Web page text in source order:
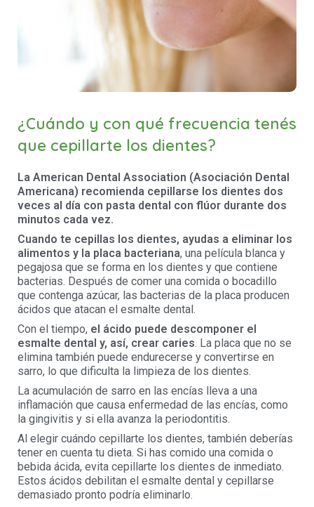
¿Cuándo y con qué frecuencia tenés
que cepillarte los dientes?
La American Dental Association (Asociación Dental
Americana) recomienda cepillarse los dientes dos
veces al día con pasta dental con flúor durante dos
minutos cada vez.
Cuando te cepillas los dientes, ayudas a eliminar los
alimentos y la placa bacteriana, una película blanca y
pegajosa que se forma en los dientes y que contiene
bacterias. Después de comer una comida o bocadillo
que contenga azúcar, las bacterias de la placa producen
ácidos que atacan el esmalte dental.
Con el tiempo, el ácido puede descomponer el
esmalte dental y, así, crear caries. La placa que no se
elimina también puede endurecerse y convertirse en
sarro, lo que dificulta la limpieza de los dientes.
La acumulación de sarro en las encías lleva a una
inflamación que causa enfermedad de las encías, como
la gingivitis y si ella avanza la periodontitis.
Al elegir cuándo cepillarte los dientes, también deberías
tener en cuenta tu dieta. Si has comido una comida o
bebida ácida, evita cepillarte los dientes de inmediato.
Estos ácidos debilitan el esmalte dental y cepillarse
demasiado pronto podría eliminarlo.